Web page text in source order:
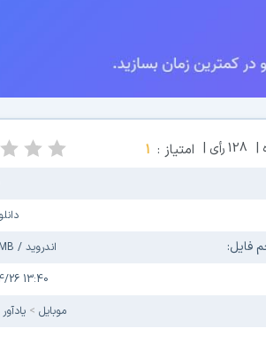
|
128رأی | امتیاز : 1
فایل: / اندروید
26 13:40
موبایل یادآور